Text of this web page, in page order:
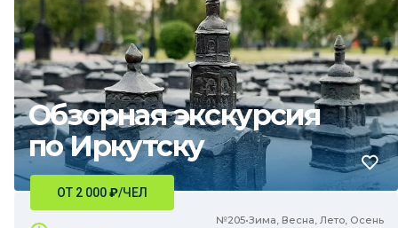
Обзорная экскурсия
по Иркутску
№205•Зима, Весна, Лето, Осень
ОТ 2 000₽/ЧЕЛ